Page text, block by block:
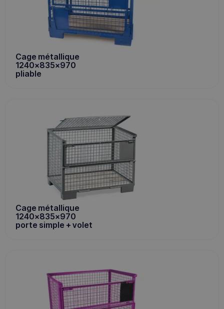
Cage métallique
1240x835x970
pliable
Cage métallique
1240x835x970
porte simple + volet